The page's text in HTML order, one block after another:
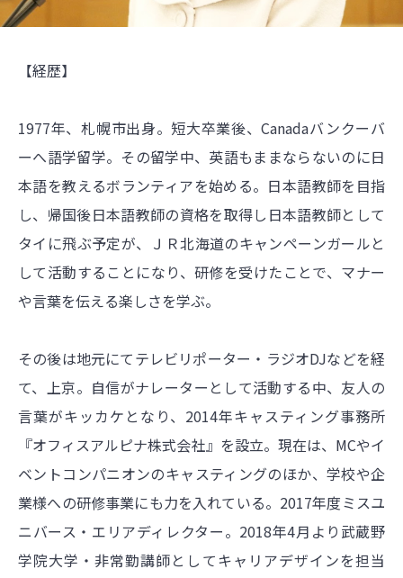
【経歴】
1977年、札幌市出身。短大卒業後、Canadaバンクーバ
ーへ語学留学。その留学中、英語もままならないのに日
本語を教えるボランティアを始める。日本語教師を目指
し、帰国後日本語教師の資格を取得し日本語教師として
タイに飛ぶ予定が、ＪＲ北海道のキャンペーンガールと
して活動することになり、研修を受けたことで、マナー
や言葉を伝える楽しさを学ぶ。
その後は地元にてテレビリポーター・ラジオDJなどを経
て、上京。自信がナレーターとして活動する中、友人の
言葉がキッカケとなり、2014年キャスティング事務所
『オフィスアルピナ株式会社』を設立。現在は、MCやイ
ベントコンパニオンのキャスティングのほか、学校や企
業様への研修事業にも力を入れている。2017年度ミスユ
ニバース・エリアディレクター。2018年4月より武蔵野
学院大学・非常勤講師としてキャリアデザインを担当